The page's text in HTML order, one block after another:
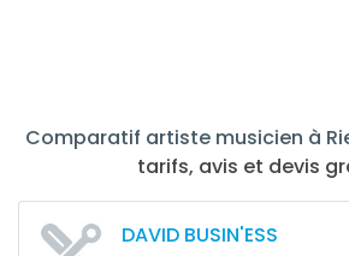
Comparatif artiste musicien à
tarifs, avis et devis
DAVID BUSIN'ESS